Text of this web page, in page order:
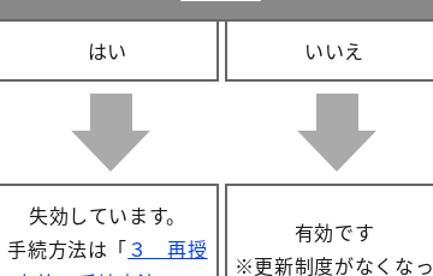
はい いいえ
失効しています。
手続方法は「３ 再授
有効です
※更新制度がなくなっ